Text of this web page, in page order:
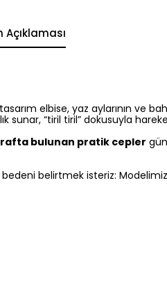
Açıklaması
elbise, yaz aylarının ve
sunar, “tiril tiril” dokusuyla
bulunan pratik cepler
belirtmek isteriz: